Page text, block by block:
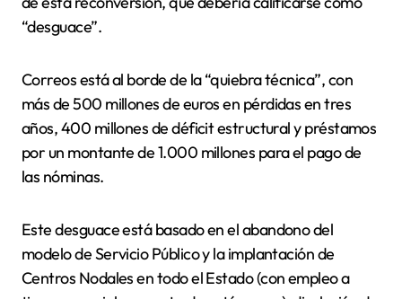
“desguace”.
Correos está al borde de la “quiebra técnica”, con
más de 500 millones de euros en pérdidas en tres
años, 400 millones de déficit estructural y préstamos
por un montante de 1.000 millones para el pago de
las nóminas.
Este desguace está basado en el abandono del
modelo de Servicio Público y la implantación de
Centros Nodales en todo el Estado (con empleo a